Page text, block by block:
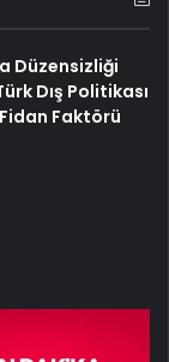
Düzensizliği
Dış Politikası
Faktörü